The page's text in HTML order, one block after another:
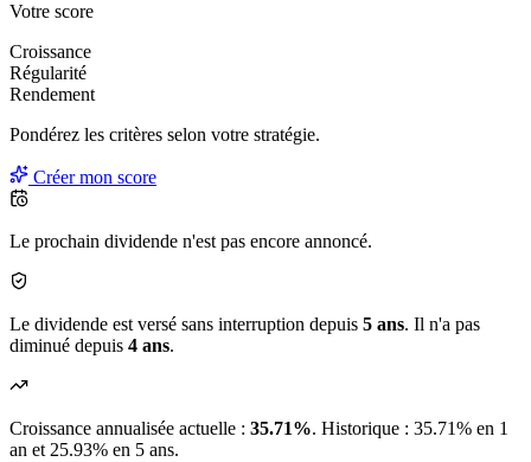
Votre score
Croissance
Régularité
Rendement
Pondérez les critères selon votre stratégie.
Créer mon score
Le prochain dividende n'est pas encore annoncé.
Le dividende est versé sans interruption depuis 5 ans. Il n'a pas
diminué depuis 4 ans.
Croissance annualisée actuelle : 35.71%. Historique : 35.71% en 1
an et 25.93% en 5 ans.